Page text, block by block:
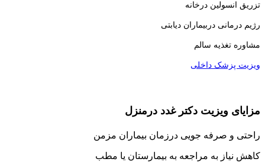
تزریق انسولین درخانه
رژیم درمانی دربیماران دیابتی
مشاوره تغذیه سالم
ویزیت پزشک داخلی
مزایای ویزیت دکتر غدد درمنزل
راحتی و صرفه جویی درزمان بیماران مزمن
کاهش نیاز به مراجعه به بیمارستان یا مطب